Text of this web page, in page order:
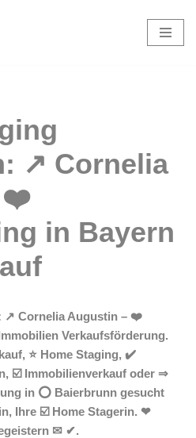
↗️ Cornelia Augustin – ❤️
Verkaufsförderung.
⭐ Home Staging, ✔️
☑️ Immobilienverkauf oder ⇒
in ⭕ Baierbrunn gesucht
Ihre ☑️ Home Stagerin. ❤
✉ ✔.